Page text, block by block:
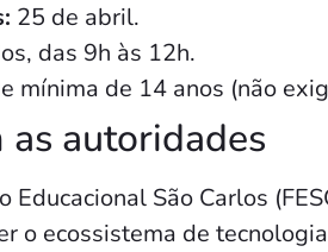
25 de abril.
das 9h às 12h.
mínima de 14 anos (não
as autoridades
Educacional São Carlos
o ecossistema de